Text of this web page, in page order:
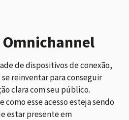
de dispositivos de conexão,
reinventar para conseguir
clara com seu público.
esse acesso esteja sendo
estar presente em